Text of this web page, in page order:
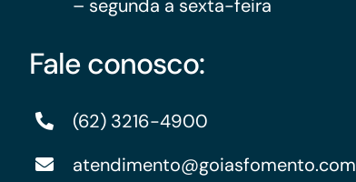
– segunda a sexta-feira
Fale conosco:
(62) 3216-4900
atendimento@goiasfomento.com